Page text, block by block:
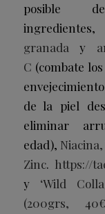
posible
granaday
C (combate
de la piel
eliminar
edad),
Zinc. https://
y ‘Wild
(200grs,